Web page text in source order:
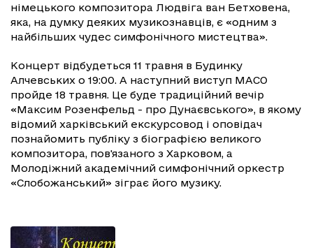
німецького композитора Людвіга ван Бетховена,
яка, на думку деяких музикознавців, є «одним з
найбільших чудес симфонічного мистецтва».
Концерт відбудеться 11 травня в Будинку
Алчевських о 19:00. А наступний виступ МАСО
пройде 18 травня. Це буде традиційний вечір
«Максим Розенфельд - про Дунаєвського», в якому
відомий харківський екскурсовод і оповідач
познайомить публіку з біографією великого
композитора, пов'язаного з Харковом, а
Молодіжний академічний симфонічний оркестр
«Слобожанський» зіграє його музику.